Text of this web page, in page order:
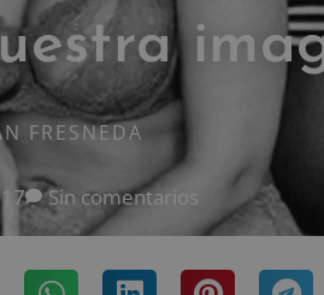
FRESNEDA
Sin comentarios